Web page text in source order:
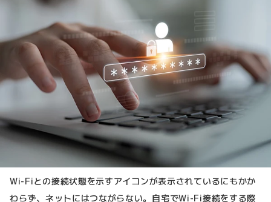
Wi-Fiとの接続状態を示すアイコンが表示されているにもかか
わらず、ネットにはつながらない。自宅でWi-Fi接続をする際